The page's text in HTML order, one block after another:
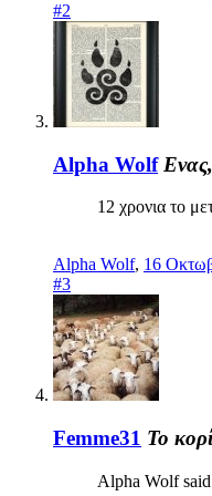
#2
Alpha Wolf
12 χρονια το
Alpha Wolf, 16
#3
Femme31 Το
Alpha Wolf